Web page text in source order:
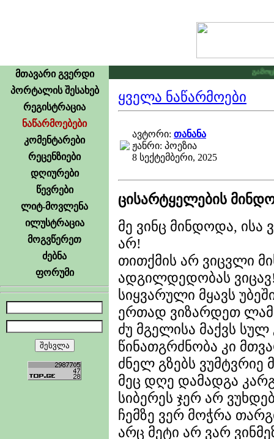
მთავარი გვერდი
პორტალის შესახებ
რეგისტრაცია
ნაწარმოებები
კომენტარები
რეცენზიები
დღიურები
წევრები
ლიტ-მოვლენა
ილუსტრაცია
მოგვწერეთ
ძებნა
ფორუმი
ყველა ნაწარმოები
ავტორი: თანანა
ჟანრი: პოეზია
8 სექტემბერი, 2025
ცისარტყელების
მე ვინც მინდოდა, ისა
არ!
თითქმის არ ვიცვლი
ადგილდედობას
სიყვარული მყავს
ერთად ვიზარდეთ
ძუ მგელისა მაქვს სულ
წინათგრძნობა კი
ძნელ გზებს ვუმტვრიე
მეც დღე დამადგა
სიბერეს ჯერ არ
ჩემზე ვერ მოჭრა
არც მეტი არ ვარ